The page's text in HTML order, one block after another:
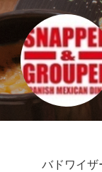
バドワイザ